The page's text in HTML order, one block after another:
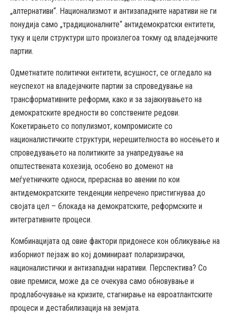
„алтернативи“. Национализмот и антизападните наративи не ги
понудија само „традиционалните“ антидемократски ентитети,
туку и цели структури што произлегоа токму од владејачките
партии.
Одметнатите политички ентитети, всушност, се огледало на
неуспехот на владејачките партии за спроведување на
трансформативните реформи, како и за зајакнувањето на
демократските вредности во сопствените редови.
Кокетирањето со популизмот, компромисите со
националистичките структури, нерешителноста во носењето и
спроведувањето на политиките за унапредување на
општествената кохезија, особено во доменот на
меѓуетничките односи, прераснаа во авении по кои
антидемократските тенденции непречено пристигнуваа до
својата цел – блокада на демократските, реформските и
интегративните процеси.
Комбинацијата од овие фактори придонесе кон обликување на
изборниот пејзаж во кој доминираат поларизирачки,
националистички и антизападни наративи. Перспектива? Со
овие премиси, може да се очекува само обновување и
продлабочување на кризите, стагнирање на евроатлантските
процеси и дестабилизација на земјата.